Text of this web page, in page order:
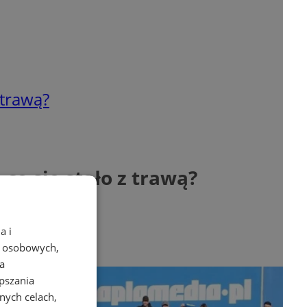
się stało z trawą?
i
celach,